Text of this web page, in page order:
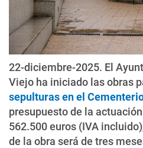
22-diciembre-2025. El
Viejo ha iniciado las obras
sepulturas en el
presupuesto de la
562.500 euros (IVA
de la obra será de tres